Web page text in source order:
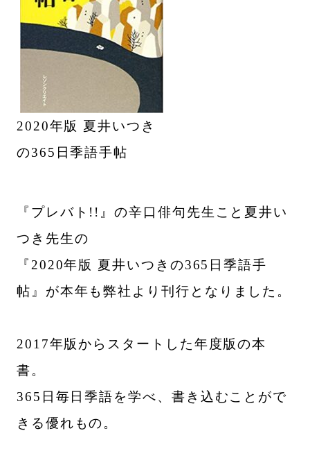
2020年版 夏井いつき
の365日季語手帖
『プレバト!!』の辛口俳句先生こと夏井い
つき先生の
『2020年版 夏井いつきの365日季語手
帖』が本年も弊社より刊行となりました。
2017年版からスタートした年度版の本
書。
365日毎日季語を学べ、書き込むことがで
きる優れもの。